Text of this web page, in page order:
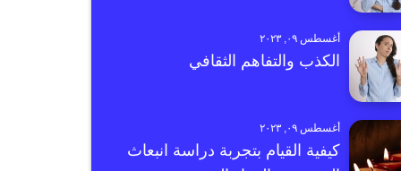
أغسطس ٠٩, ٢٠٢٣
الكذب والتفاهم الثقافي
أغسطس ٠٩, ٢٠٢٣
كيفية القيام بتجربة دراسة انبعاث